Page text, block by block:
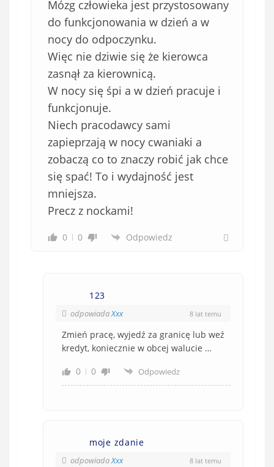
Mózg człowieka jest przystosowany
do funkcjonowania w dzień a w
nocy do odpoczynku.
Więc nie dziwie się że kierowca
zasnął za kierownicą.
W nocy się śpi a w dzień pracuje i
funkcjonuje.
Niech pracodawcy sami
zapieprzają w nocy cwaniaki a
zobaczą co to znaczy robić jak chce
się spać! To i wydajność jest
mniejsza.
Precz z nockami!
0 0 Odpowiedz
123
odpowiadaXxx 8 lat temu
Zmień pracę, wyjedź za granicę lub weź
kredyt, koniecznie w obcej walucie …
0
0 Odpowiedz
moje zdanie
odpowiadaXxx 8 lat temu